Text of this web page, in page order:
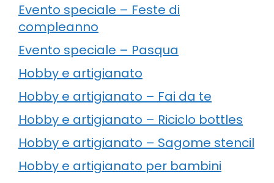
Evento speciale – Feste di
compleanno
Evento speciale – Pasqua
Hobby e artigianato
Hobby e artigianato – Fai da te
Hobby e artigianato – Riciclo bottles
Hobby e artigianato – Sagome stencil
Hobby e artigianato per bambini